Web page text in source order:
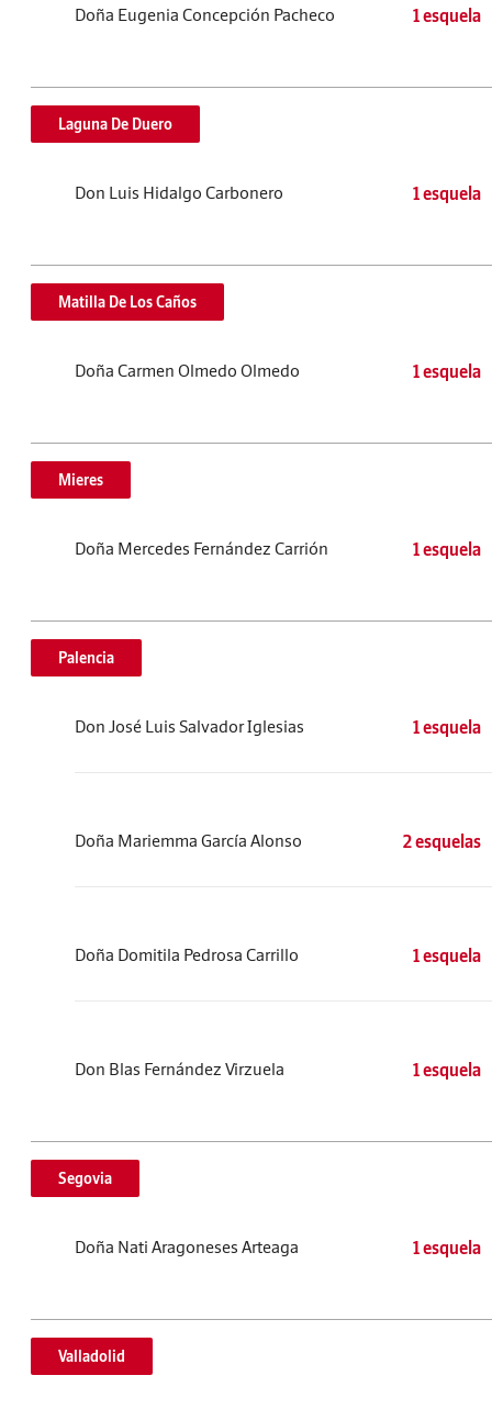
Doña Eugenia Concepción Pacheco 1 esquela
Laguna De Duero
Don Luis Hidalgo Carbonero 1 esquela
Matilla De Los Caños
Doña Carmen Olmedo Olmedo 1 esquela
Mieres
Doña Mercedes Fernández Carrión 1 esquela
Palencia
Don José Luis Salvador Iglesias 1 esquela
Doña Mariemma García Alonso 2 esquelas
Doña Domitila Pedrosa Carrillo 1 esquela
Don Blas Fernández Virzuela 1 esquela
Segovia
Doña Nati Aragoneses Arteaga 1 esquela
Valladolid